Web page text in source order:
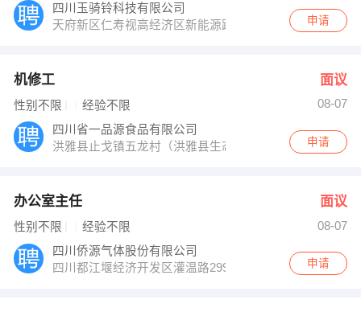
四川玉骑铃科技有限公司
天府新区仁寿视高经济区新能源路
申请
机修工 面议
性别不限 经验不限
08-07
四川省一品源食品有限公司
洪雅县止戈镇五龙村（洪雅县生态养生食品产业区）
申请
办公室主任 面议
性别不限 经验不限
08-07
四川侨源气体股份有限公司
四川都江堰经济开发区灌温路299号
申请